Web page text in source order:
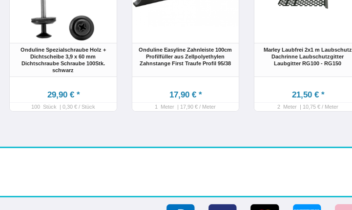
Onduline Spezialschraube Holz +
Dichtscheibe 3,9 x 60 mm
Dichtschraube Schraube 100Stk.
schwarz
29,90 € *
100 Stück | 0,30 € / Stück
Onduline Easyline Zahnleiste 100cm
Profilfüller aus Zellpolyethylen
Zahnstange First Traufe Profil 95/38
17,90 € *
1 Meter | 17,90 € / Meter
Marley Laubfrei 2x1 m Laubschutz
Dachrinne Laubschutzgitter
Laubgitter RG100 - RG150
21,50 € *
2 Meter | 10,75 € / Meter